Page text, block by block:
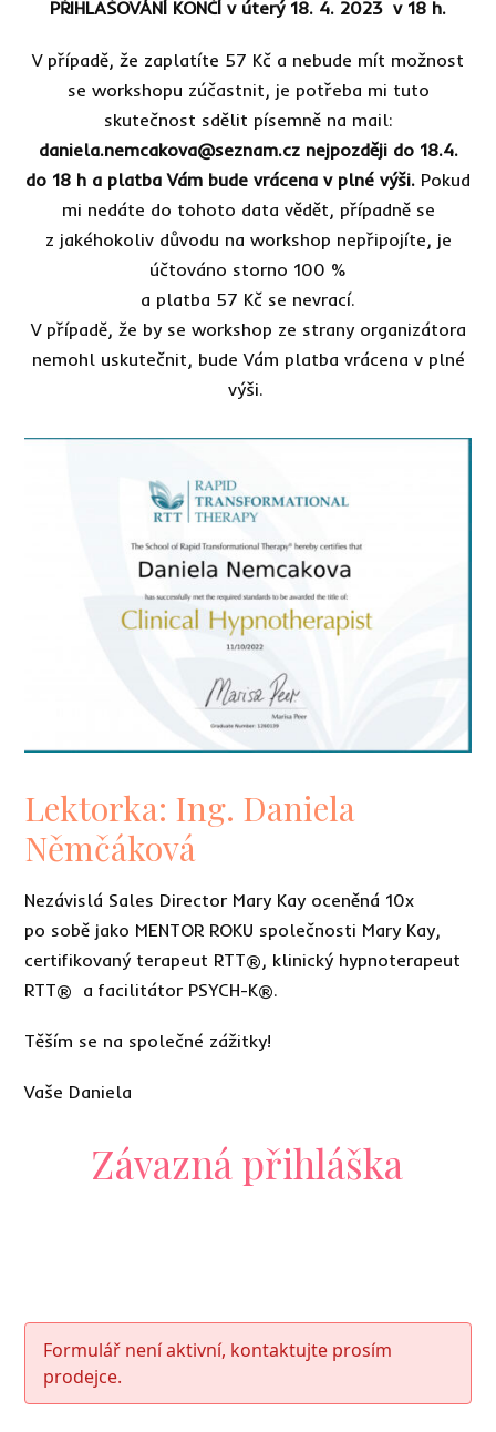
PŘIHLAŠOVÁNÍ KONČÍ v úterý 18. 4. 2023 v 18 h.
V případě, že zaplatíte 57 Kč a nebude mít možnost
se workshopu zúčastnit, je potřeba mi tuto
skutečnost sdělit písemně na mail:
daniela.nemcakova@seznam.cz nejpozději do 18.4.
do 18 h a platba Vám bude vrácena v plné výši. Pokud
mi nedáte do tohoto data vědět, případně se
z jakéhokoliv důvodu na workshop nepřipojíte, je
účtováno storno 100 %
a platba 57 Kč se nevrací.
V případě, že by se workshop ze strany organizátora
nemohl uskutečnit, bude Vám platba vrácena v plné
výši.
Lektorka: Ing. Daniela
Němčáková
Nezávislá Sales Director Mary Kay oceněná 10x
po sobě jako MENTOR ROKU společnosti Mary Kay,
certifikovaný terapeut RTT®, klinický hypnoterapeut
RTT® a facilitátor PSYCH-K®.
Těším se na společné zážitky!
Vaše Daniela
Závazná přihláška
Formulář není aktivní, kontaktujte prosím
prodejce.